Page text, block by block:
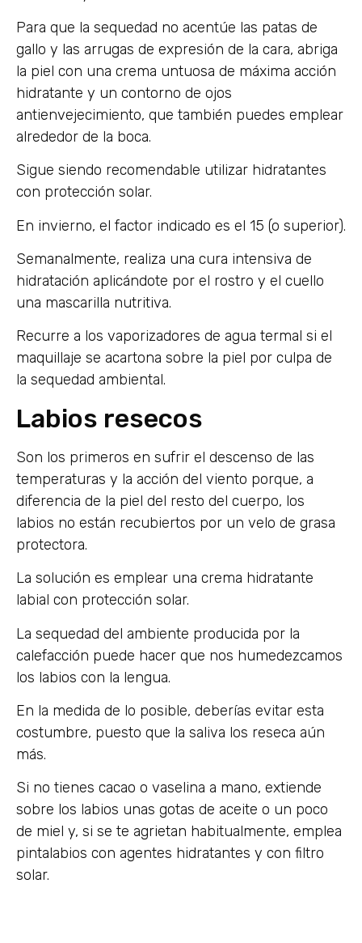
Para que la sequedad no acentúe las patas de
gallo y las arrugas de expresión de la cara, abriga
la piel con una crema untuosa de máxima acción
hidratante y un contorno de ojos
antienvejecimiento, que también puedes emplear
alrededor de la boca.
Sigue siendo recomendable utilizar hidratantes
con protección solar.
En invierno, el factor indicado es el 15 (o superior).
Semanalmente, realiza una cura intensiva de
hidratación aplicándote por el rostro y el cuello
una mascarilla nutritiva.
Recurre a los vaporizadores de agua termal si el
maquillaje se acartona sobre la piel por culpa de
la sequedad ambiental.
Labios resecos
Son los primeros en sufrir el descenso de las
temperaturas y la acción del viento porque, a
diferencia de la piel del resto del cuerpo, los
labios no están recubiertos por un velo de grasa
protectora.
La solución es emplear una crema hidratante
labial con protección solar.
La sequedad del ambiente producida por la
calefacción puede hacer que nos humedezcamos
los labios con la lengua.
En la medida de lo posible, deberías evitar esta
costumbre, puesto que la saliva los reseca aún
más.
Si no tienes cacao o vaselina a mano, extiende
sobre los labios unas gotas de aceite o un poco
de miel y, si se te agrietan habitualmente, emplea
pintalabios con agentes hidratantes y con filtro
solar.